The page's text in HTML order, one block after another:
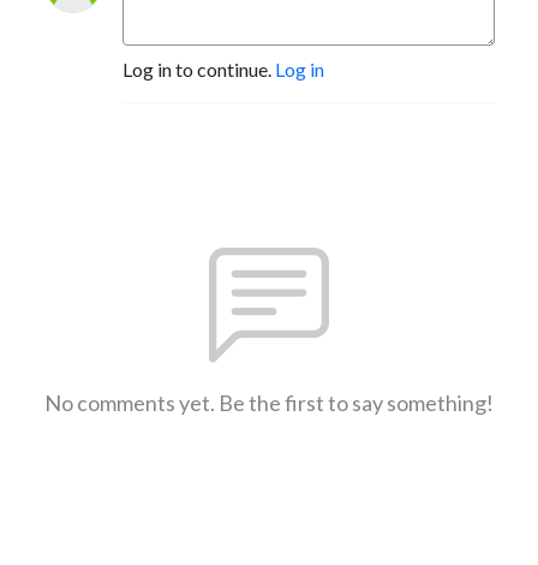
Log in to continue. Log in
No comments yet. Be the first to say something!